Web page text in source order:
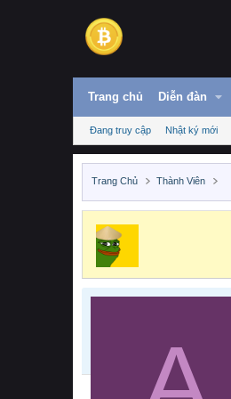
Trang chủ Diễn đàn
Đang truy cập Nhật ký mới
Trang Chủ Thành Viên